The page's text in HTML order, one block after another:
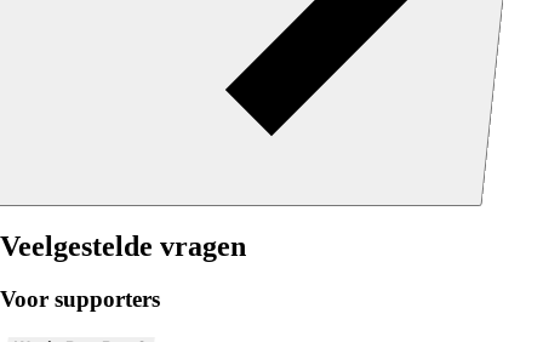
Veelgestelde vragen
Voor supporters